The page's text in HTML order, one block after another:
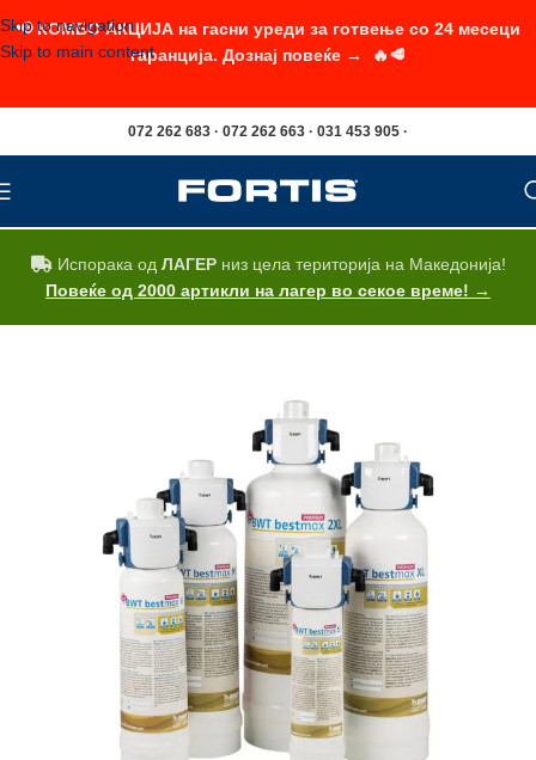
Skip to navigation
Skip to main content
072 262 683 · 072 262 663 · 031 453 905 ·
Испорака од ЛАГЕРниз цела територија на Македонија!
Повеќе од 2000 артикли на лагер во секое време! →
📢 КОМБО АКЦИЈА на гасни уреди за готвење со 24 месеци
гаранција. Дознај повеќе → 🔥🥩